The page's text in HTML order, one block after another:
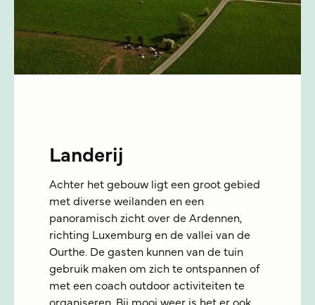
Landerij
Achter het gebouw ligt een groot gebied
met diverse weilanden en een
panoramisch zicht over de Ardennen,
richting Luxemburg en de vallei van de
Ourthe. De gasten kunnen van de tuin
gebruik maken om zich te ontspannen of
met een coach outdoor activiteiten te